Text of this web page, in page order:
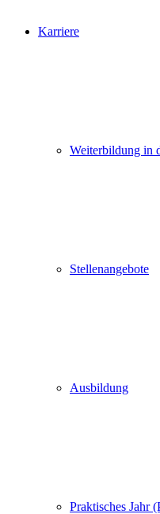
Karriere
Weiterbildung in
Stellenangebote
Ausbildung
Praktisches Jahr